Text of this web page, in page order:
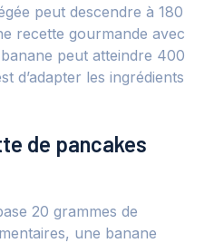
peut descendre à 180
recette gourmande avec
peut atteindre 400
d’adapter les ingrédients
de pancakes
20 grammes de
une banane